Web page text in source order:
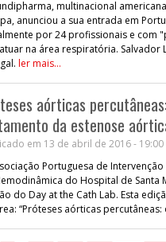
multinacional
anunciou a sua entrada em
por 24 profissionais e com
na área respiratória.
ler mais...
aórticas
da estenose
em 13 de abril de 2016 - 19:00
Portuguesa de
do Hospital de Santa
do Day at the Cath Lab. Esta
“Próteses aórticas percutâneas: